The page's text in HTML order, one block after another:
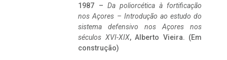
1987 – Da poliorcética à fortificação
nos Açores – Introdução ao estudo do
sistema defensivo nos Açores nos
séculos XVI-XIX, Alberto Vieira. (Em
construção)